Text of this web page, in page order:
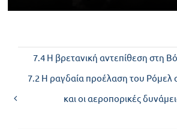
7.4 Η βρετανική αντεπίθεση στη
7.2 Η ραγδαία προέλαση του Ρόμελ
και οι αεροπορικές